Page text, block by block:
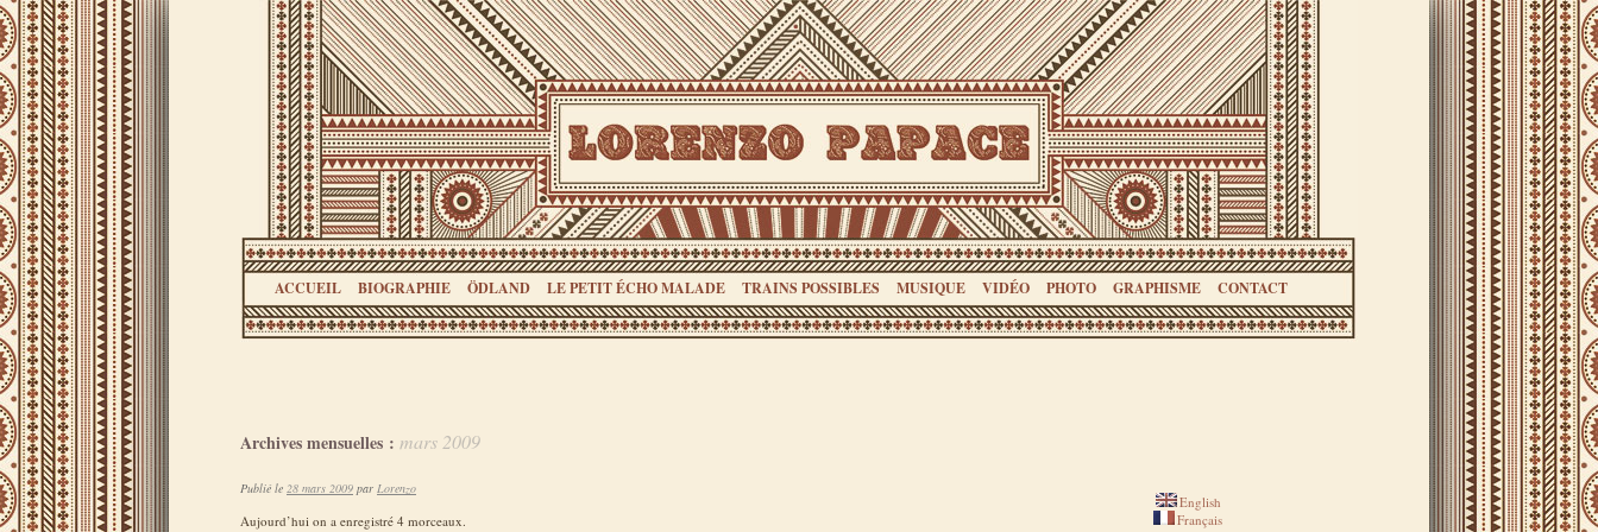
ACCUEIL BIOGRAPHIE ÖDLAND LE PETIT ÉCHO MALADE TRAINS POSSIBLES MUSIQUE VIDÉO PHOTO GRAPHISME CONTACT
Archives mensuelles : mars 2009
Publié le 28 mars 2009 par Lorenzo
Aujourd’hui on a enregistré 4 morceaux.
English
Français